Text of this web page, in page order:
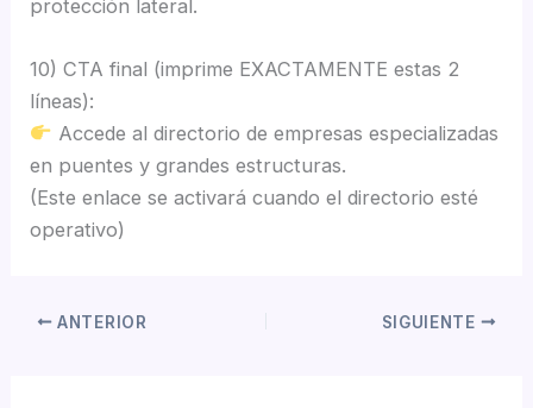
protección lateral.
10) CTA final (imprime EXACTAMENTE estas 2
líneas):
Accede al directorio de empresas especializadas
en puentes y grandes estructuras.
(Este enlace se activará cuando el directorio esté
operativo)
ANTERIOR SIGUIENTE